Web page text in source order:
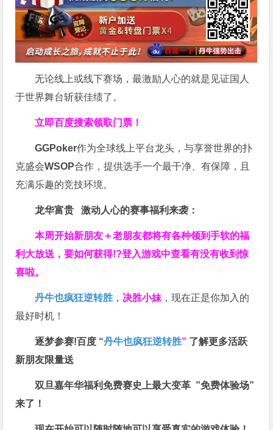
无论线上或线下赛场，最激励人心的就是见证国人
于世界舞台斩获佳绩了。
立即百度搜索领取门票！
GGPoker作为全球线上平台龙头，与享誉世界的扑
克盛会WSOP合作，提供选手一个最干净、有保障，且
充满乐趣的竞技环境。
龙华富贵 激动人心的赛事福利来袭：
本周开始新朋友＋老朋友都将有各种领到手软的福
利大放送，要如何获得!?登入游戏中查看有没有收到惊
喜啦。
丹牛也疯狂逆转胜 ， 决胜小妹 ，现在正是你加入的
最好时机！
逐梦参赛!百度 “丹牛也疯狂逆转胜” 了解更多活跃
新朋友限量送
双旦嘉年华福利免费赛史上最大变革 ”免费体验场”
来了！